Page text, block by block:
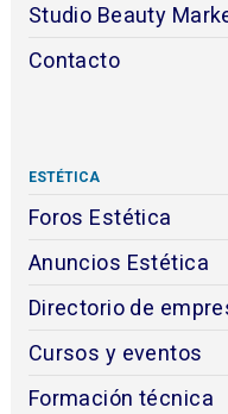
Studio Beauty
Contacto
ESTÉTICA
Foros Estética
Anuncios Estética
Directorio de
Cursos y eventos
Formación técnica